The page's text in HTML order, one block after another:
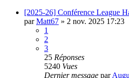
[2025-26] Conférence League
parMatt67 » 2 nov. 2025 17:23
1
2
3
25 Réponses
5240 Vues
Dernier message par